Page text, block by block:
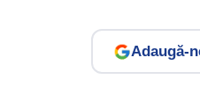
Adaugă-